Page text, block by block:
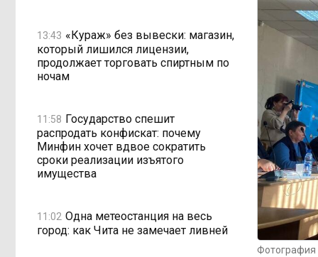
13:43 «Кураж» без вывески: магазин,
который лишился лицензии,
продолжает торговать спиртным по
ночам
11:58 Государство спешит
распродать конфискат: почему
Минфин хочет вдвое сократить
сроки реализации изъятого
имущества
11:02 Одна метеостанция на весь
город: как Чита не замечает ливней
Фотография